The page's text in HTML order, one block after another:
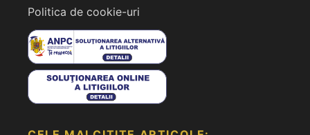
Politica de cookie-uri